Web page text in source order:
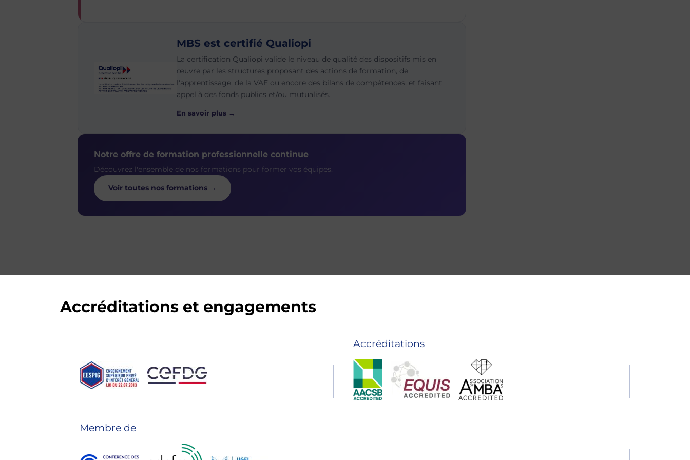
MBS est certifié Qualiopi
La certification Qualiopi valide le niveau de qualité des dispositifs mis en
œuvre par les structures proposant des actions de formation, de
l'apprentissage, de la VAE ou encore des bilans de compétences, et faisant
appel à des fonds publics et/ou mutualisés.
En savoir plus →
Notre offre de formation professionnelle continue
Découvrez l'ensemble de nos formations pour former vos équipes.
Voir toutes nos formations →
Accréditations et engagements
Accréditations
Membre de